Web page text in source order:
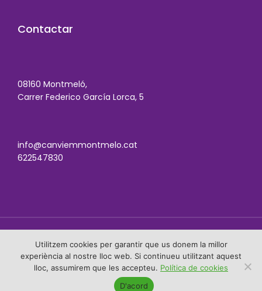
Contactar
08160 Montmeló,
Carrer Federico García Lorca, 5
info@canviemmontmelo.cat
622547830
© Canviem Montmeló. Tots els drets reservats.
Política de cookies
Utilitzem cookies per garantir que us donem la millor
experiència al nostre lloc web. Si continueu utilitzant aquest
lloc, assumirem que les accepteu. Política de cookies
D'acord